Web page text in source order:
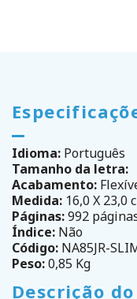
Idioma: Português
Tamanho da letra:
Acabamento:
Medida: 16,0 X 23,0
Páginas:992
Índice: Não
Código: NA85JR-
Peso:0,85 Kg
Descrição